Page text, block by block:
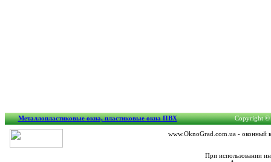
Металлопластиковые окна, пластиковые окна ПВХ Copyright ©
www.OknoGrad.com.ua - оконный
При использовании